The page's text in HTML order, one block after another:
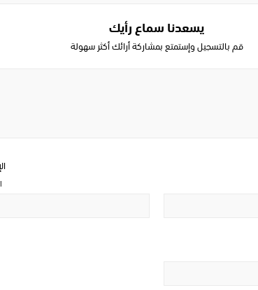
يسعدنا سماع رأيك
قم بالتسجيل وإستمتع بمشاركة أرائك أكثر سهولة